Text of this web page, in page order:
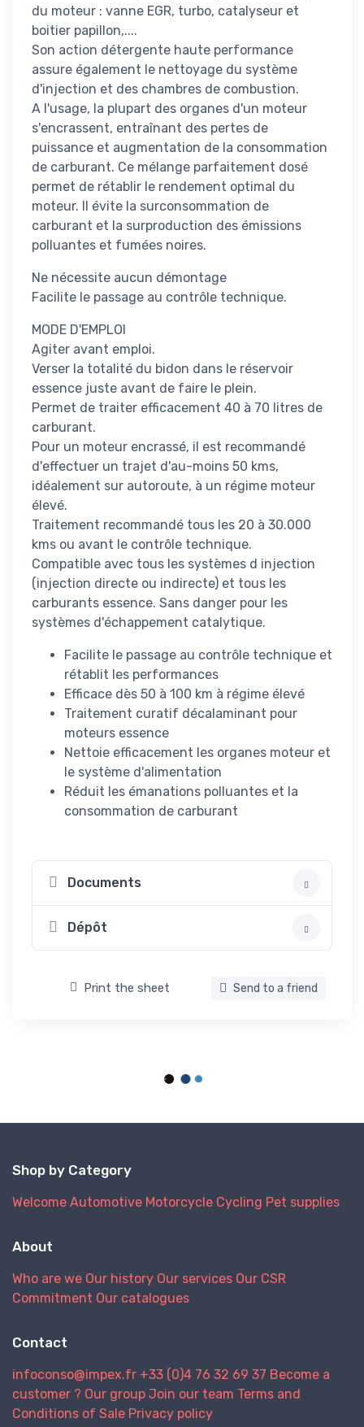
du moteur : vanne EGR, turbo, catalyseur et
boitier papillon,....
Son action détergente haute performance
assure également le nettoyage du système
d'injection et des chambres de combustion.
A l'usage, la plupart des organes d'un moteur
s'encrassent, entraînant des pertes de
puissance et augmentation de la consommation
de carburant. Ce mélange parfaitement dosé
permet de rétablir le rendement optimal du
moteur. Il évite la surconsommation de
carburant et la surproduction des émissions
polluantes et fumées noires.
Ne nécessite aucun démontage 
Facilite le passage au contrôle technique.
MODE D'EMPLOI
Agiter avant emploi.
Verser la totalité du bidon dans le réservoir
essence juste avant de faire le plein.
Permet de traiter efficacement 40 à 70 litres de
carburant.
Pour un moteur encrassé, il est recommandé
d'effectuer un trajet d'au-moins 50 kms,
idéalement sur autoroute, à un régime moteur
élevé.
Traitement recommandé tous les 20 à 30.000
kms ou avant le contrôle technique.
Compatible avec tous les systèmes d injection
(injection directe ou indirecte) et tous les
carburants essence. Sans danger pour les
systèmes d'échappement catalytique.
Facilite le passage au contrôle technique et
rétablit les performances
Efficace dès 50 à 100 km à régime élevé
Traitement curatif décalaminant pour
moteurs essence
Nettoie efficacement les organes moteur et
le système d'alimentation
Réduit les émanations polluantes et la
consommation de carburant
Documents
Dépôt
Print the sheet Send to a friend
Shop by Category
Welcome Automotive Motorcycle Cycling Pet supplies
About
Who are we Our history Our services Our CSR
Commitment Our catalogues
Contact
infoconso@impex.fr +33 (0)4 76 32 69 37 Become a
customer ? Our group Join our team Terms and
Conditions of Sale Privacy policy